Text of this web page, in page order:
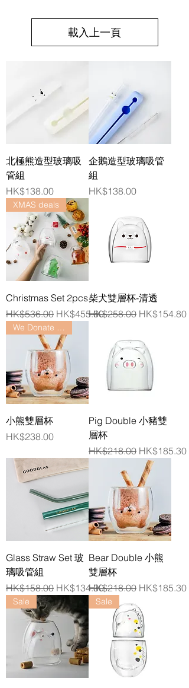
載入上一頁
北極熊造型玻璃吸
管組
價格
HK$138.00
企鵝造型玻璃吸管
組
價格
HK$138.00
XMAS deals
Christmas Set 2pcs
一般價格
HK$536.00 促銷價格
HK$455.60
柴犬雙層杯-清透
一般價格
HK$258.00 促銷價格
HK$154.80
We Donate $12
小熊雙層杯
價格
HK$238.00
Pig Double 小豬雙
層杯
一般價格
HK$218.00 促銷價格
HK$185.30
Glass Straw Set 玻
璃吸管組
一般價格
HK$158.00 促銷價格
HK$134.30
Bear Double 小熊
雙層杯
一般價格
HK$218.00 促銷價格
HK$185.30
Sale Sale